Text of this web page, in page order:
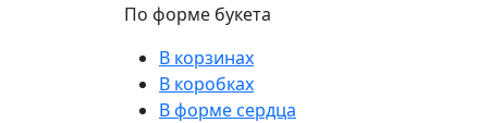
По форме букета
В корзинах
В коробках
В форме сердца